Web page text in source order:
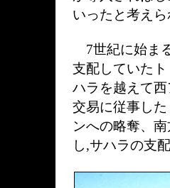
いったと考え
7世紀に始ま
支配していた
ハラを越えて
交易に従事し
ンへの略奪、
し,サハラの支